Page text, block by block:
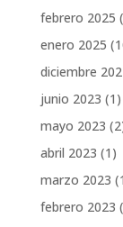
febrero 2025
enero 2025
diciembre
junio 2023 (1)
mayo 2023
abril 2023 (1)
marzo 2023
febrero 2023